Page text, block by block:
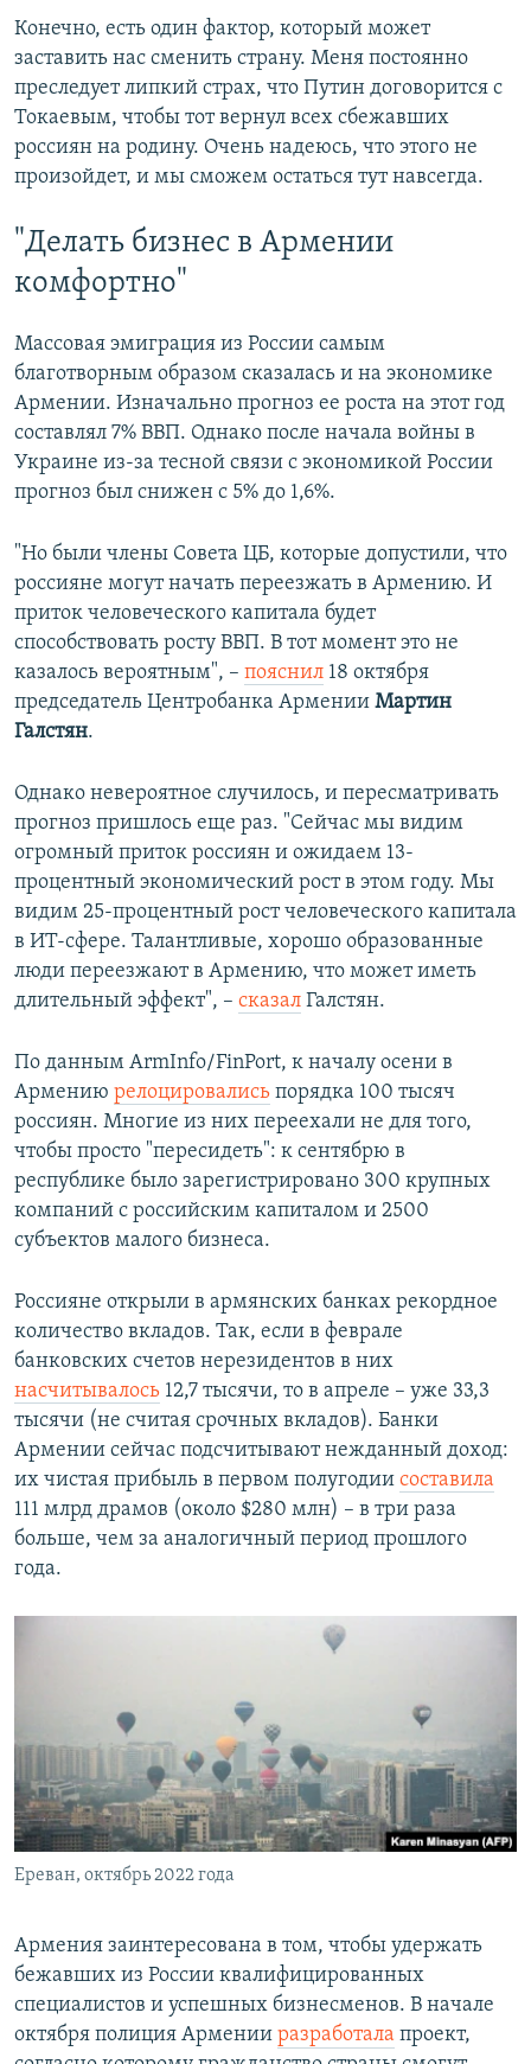
Конечно, есть один фактор, который может
заставить нас сменить страну. Меня постоянно
преследует липкий страх, что Путин договорится с
Токаевым, чтобы тот вернул всех сбежавших
россиян на родину. Очень надеюсь, что этого не
произойдет, и мы сможем остаться тут навсегда.
"Делать бизнес в Армении
комфортно"
Массовая эмиграция из России самым
благотворным образом сказалась и на экономике
Армении. Изначально прогноз ее роста на этот год
составлял 7% ВВП. Однако после начала войны в
Украине из-за тесной связи с экономикой России
прогноз был снижен с 5% до 1,6%.
"Но были члены Совета ЦБ, которые допустили, что
россияне могут начать переезжать в Армению. И
приток человеческого капитала будет
способствовать росту ВВП. В тот момент это не
казалось вероятным", – пояснил 18 октября
председатель Центробанка Армении Мартин
Галстян.
Однако невероятное случилось, и пересматривать
прогноз пришлось еще раз. "Сейчас мы видим
огромный приток россиян и ожидаем 13-
процентный экономический рост в этом году. Мы
видим 25-процентный рост человеческого капитала
в ИТ-сфере. Талантливые, хорошо образованные
люди переезжают в Армению, что может иметь
длительный эффект", – сказал Галстян.
По данным ArmInfo/FinPort, к началу осени в
Армению релоцировались порядка 100 тысяч
россиян. Многие из них переехали не для того,
чтобы просто "пересидеть": к сентябрю в
республике было зарегистрировано 300 крупных
компаний с российским капиталом и 2500
субъектов малого бизнеса.
Россияне открыли в армянских банках рекордное
количество вкладов. Так, если в феврале
банковских счетов нерезидентов в них
насчитывалось 12,7 тысячи, то в апреле – уже 33,3
тысячи (не считая срочных вкладов). Банки
Армении сейчас подсчитывают нежданный доход:
их чистая прибыль в первом полугодии составила
111 млрд драмов (около $280 млн) – в три раза
больше, чем за аналогичный период прошлого
года.
Ереван, октябрь 2022 года
Армения заинтересована в том, чтобы удержать
бежавших из России квалифицированных
специалистов и успешных бизнесменов. В начале
октября полиция Армении разработала проект,